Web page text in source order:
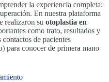
la experiencia completa:
En nuestra plataforma
realizaron su otoplastia en
como trato, resultados y
de pacientes
para conocer de primera mano